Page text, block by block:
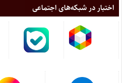
اختبار در شبکه‌های اجتماعی